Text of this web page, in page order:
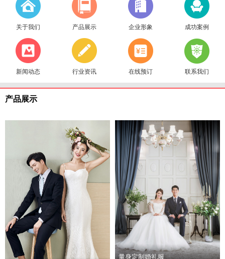
关于我们 产品展示 企业形象 成功案例
新闻动态 行业资讯 在线预订 联系我们
产品展示
量身定制婚礼服